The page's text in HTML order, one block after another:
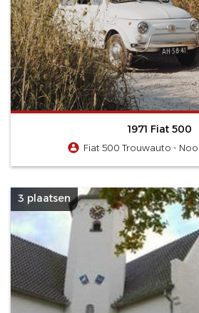
1971 Fiat 500
Fiat 500 Trouwauto -
3 plaatsen